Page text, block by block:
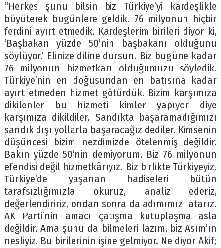
“Herkes şunu bilsin biz Türkiye’yi kardeşlikle
büyüterek bugünlere geldik. 76 milyonun hiçbir
ferdini ayırt etmedik. Kardeşlerim birileri diyor ki,
‘Başbakan yüzde 50’nin başbakanı olduğunu
söylüyor.’ Elinize diline dursun. Biz bugüne kadar
76 milyonun hizmetkarı olduğumuzu söyledik.
Türkiye’nin en doğusundan en batısına kadar
ayırt etmeden hizmet götürdük. Bizim karşımıza
dikilenler bu hizmeti kimler yapıyor diye
karşımıza dikildiler. Sandıkta başaramadığımızı
sandık dışı yollarla başaracağız dediler. Kimsenin
düşüncesi bizim nezdimizde ötelenmiş değildir.
Bakın yüzde 50’nin demiyorum. Biz 76 milyonun
efendisi değil hizmetkârıyız. Biz birlikte Türkiyeyiz.
Türkiye’de yaşanan hadiseleri bütün
tarafsızlığımızla okuruz, analiz ederiz,
değerlendiririz, ondan sonra da adımımızı atarız.
AK Parti’nin amacı çatışma kutuplaşma asla
değildir. Ama şunu da bilmeleri lazım, biz Asım’ın
nesliyiz. Bu birilerinin işine gelmiyor. Ne diyor Akif;